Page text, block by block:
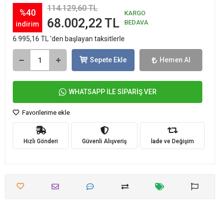
%40
indirim
114.129,60 TL
68.002,22 TL
KARGO
BEDAVA
6.995,16 TL 'den başlayan taksitlerle
Sepete Ekle Hemen Al
WHATSAPP İLE SİPARİŞ VER
Favorilerime ekle
Hızlı Gönderi Güvenli Alışveriş İade ve Değişim